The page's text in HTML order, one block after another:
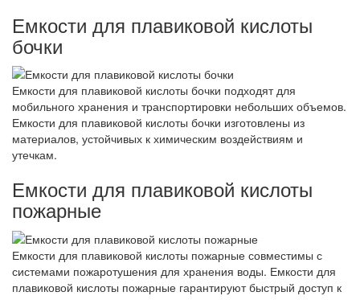
Емкости для плавиковой кислоты
бочки
Емкости для плавиковой кислоты бочки подходят для
мобильного хранения и транспортировки небольших объемов.
Емкости для плавиковой кислоты бочки изготовлены из
материалов, устойчивых к химическим воздействиям и
утечкам.
Емкости для плавиковой кислоты
пожарные
Емкости для плавиковой кислоты пожарные совместимы с
системами пожаротушения для хранения воды. Емкости для
плавиковой кислоты пожарные гарантируют быстрый доступ к